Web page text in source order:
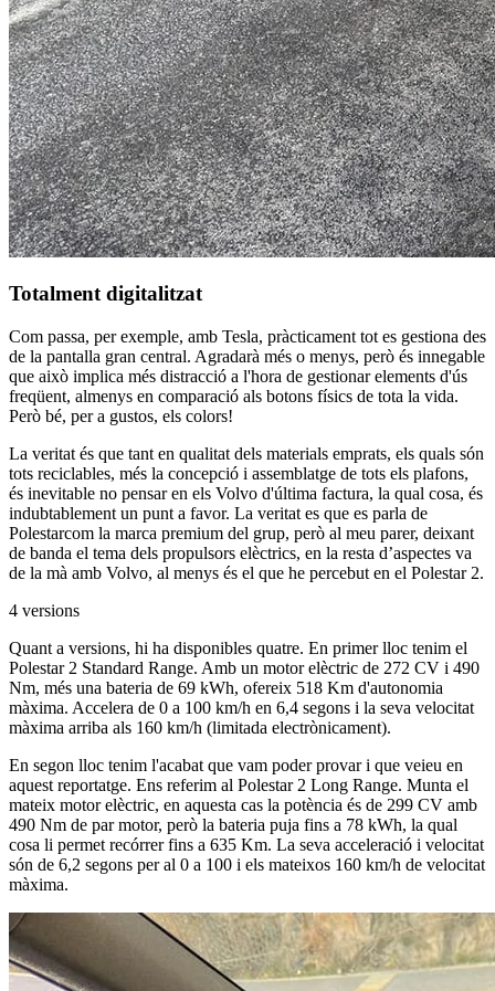
Totalment digitalitzat
Com passa, per exemple, amb Tesla, pràcticament tot es gestiona des
de la pantalla gran central. Agradarà més o menys, però és innegable
que això implica més distracció a l'hora de gestionar elements d'ús
freqüent, almenys en comparació als botons físics de tota la vida.
Però bé, per a gustos, els colors!
La veritat és que tant en qualitat dels materials emprats, els quals són
tots reciclables, més la concepció i assemblatge de tots els plafons,
és inevitable no pensar en els Volvo d'última factura, la qual cosa, és
indubtablement un punt a favor. La veritat es que es parla de
Polestarcom la marca premium del grup, però al meu parer, deixant
de banda el tema dels propulsors elèctrics, en la resta d’aspectes va
de la mà amb Volvo, al menys és el que he percebut en el Polestar 2.
4 versions
Quant a versions, hi ha disponibles quatre. En primer lloc tenim el
Polestar 2 Standard Range. Amb un motor elèctric de 272 CV i 490
Nm, més una bateria de 69 kWh, ofereix 518 Km d'autonomia
màxima. Accelera de 0 a 100 km/h en 6,4 segons i la seva velocitat
màxima arriba als 160 km/h (limitada electrònicament).
En segon lloc tenim l'acabat que vam poder provar i que veieu en
aquest reportatge. Ens referim al Polestar 2 Long Range. Munta el
mateix motor elèctric, en aquesta cas la potència és de 299 CV amb
490 Nm de par motor, però la bateria puja fins a 78 kWh, la qual
cosa li permet recórrer fins a 635 Km. La seva acceleració i velocitat
són de 6,2 segons per al 0 a 100 i els mateixos 160 km/h de velocitat
màxima.